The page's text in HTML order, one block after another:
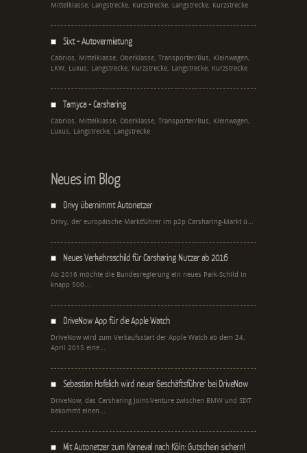
Mittelklasse, Langstrecke, Kurzstrecke, Langstrecke, Kurzstrecke
Sixt - Autovermietung
Cabrios, Mittelklasse, Oberklasse, Transporter/Bus, Kleinwagen,
LKW, Luxus, Langstrecke, Kurzstrecke, Langstrecke, Kurzstrecke
Tamyca - Carsharing
Cabrios, Mittelklasse, Oberklasse, Transporter/Bus, Kleinwagen,
Luxus, Langstrecke, Langstrecke
Neues im Blog
Drivy übernimmt Autonetzer
Drivy, der europäische Marktführer im p2p Carsharing-Markt ü...
Neues Verkehrsschild für Carsharing Nutzer ab 2016
Ab 2016 möchte die Bundesregierung ein neues Park-Schild in
knapp 500...
DriveNow App für die Apple Watch
DriveNow wird zum Verkaufsstart der Apple Watch ab dem 24.
April 2015 eine...
Sebastian Hofelich wird neuer Geschäftsführer bei DriveNow
DriveNow, das Carsharing Joint-Venture zwischen BMW und SIXT
bekommt einen...
Mit Autonetzer zum Karneval nach Köln: Gutschein sichern!